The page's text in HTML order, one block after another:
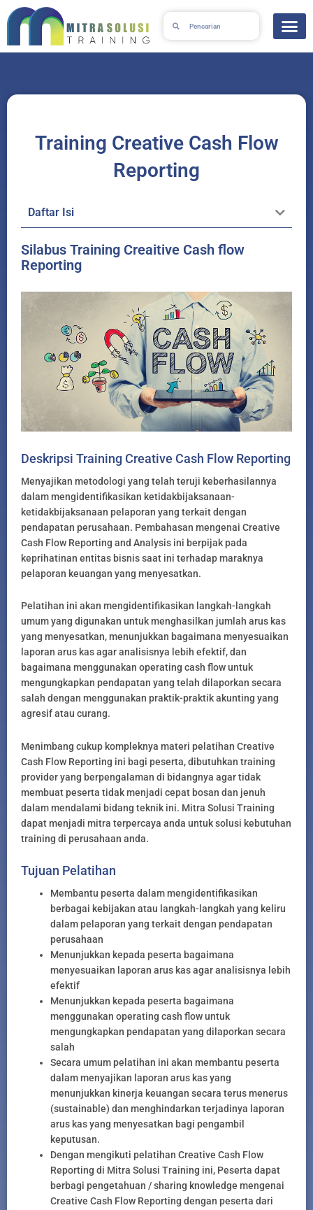
Skip
to
Training Creative Cash Flow
Reporting
Daftar Isi
Silabus Training Creaitive Cash flow
Reporting
Deskripsi Training Creative Cash Flow Reporting
Menyajikan metodologi yang telah teruji keberhasilannya
dalam mengidentifikasikan ketidakbijaksanaan-
ketidakbijaksanaan pelaporan yang terkait dengan
pendapatan perusahaan. Pembahasan mengenai Creative
Cash Flow Reporting and Analysis ini berpijak pada
keprihatinan entitas bisnis saat ini terhadap maraknya
pelaporan keuangan yang menyesatkan.
Pelatihan ini akan mengidentifikasikan langkah-langkah
umum yang digunakan untuk menghasilkan jumlah arus kas
yang menyesatkan, menunjukkan bagaimana menyesuaikan
laporan arus kas agar analisisnya lebih efektif, dan
bagaimana menggunakan operating cash flow untuk
mengungkapkan pendapatan yang telah dilaporkan secara
salah dengan menggunakan praktik-praktik akunting yang
agresif atau curang.
Menimbang cukup kompleknya materi pelatihan Creative
Cash Flow Reporting ini bagi peserta, dibutuhkan training
provider yang berpengalaman di bidangnya agar tidak
membuat peserta tidak menjadi cepat bosan dan jenuh
dalam mendalami bidang teknik ini. Mitra Solusi Training
dapat menjadi mitra terpercaya anda untuk solusi kebutuhan
training di perusahaan anda.
Tujuan Pelatihan
Membantu peserta dalam mengidentifikasikan
berbagai kebijakan atau langkah-langkah yang keliru
dalam pelaporan yang terkait dengan pendapatan
perusahaan
Menunjukkan kepada peserta bagaimana
menyesuaikan laporan arus kas agar analisisnya lebih
efektif
Menunjukkan kepada peserta bagaimana
menggunakan operating cash flow untuk
mengungkapkan pendapatan yang dilaporkan secara
salah
Secara umum pelatihan ini akan membantu peserta
dalam menyajikan laporan arus kas yang
menunjukkan kinerja keuangan secara terus menerus
(sustainable) dan menghindarkan terjadinya laporan
arus kas yang menyesatkan bagi pengambil
keputusan.
Dengan mengikuti pelatihan Creative Cash Flow
Reporting di Mitra Solusi Training ini, Peserta dapat
berbagi pengetahuan / sharing knowledge mengenai
Creative Cash Flow Reporting dengan peserta dari